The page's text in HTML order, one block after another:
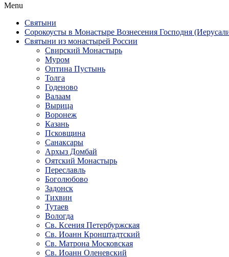
Menu
Святыни
Сорокоусты в Монастыре Вознесения Господня
Святыни из монастырей России
Свирский Монастырь
Муром
Оптина Пустынь
Толга
Годеново
Валаам
Вырица
Воронеж
Казань
Псковщина
Санаксары
Архыз Домбай
Оятский Монастырь
Переславль
Боголюбово
Задонск
Тихвин
Тутаев
Вологда
Св. Ксения Петербуржская
Св. Иоанн Кронштадтский
Св. Матрона Московская
Св. Иоанн Оленевский